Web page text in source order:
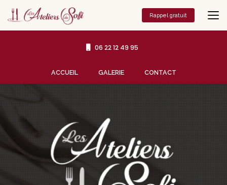
contenu
principal
06 22 12 49 95
ACCUEIL GALERIE CONTACT
Rappel gratuit